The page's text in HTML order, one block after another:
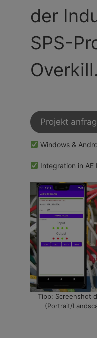
der
SPS-
Overkill.
Projekt
Windows &
Integration in AE
Tipp: Screenshot
(Portrait/